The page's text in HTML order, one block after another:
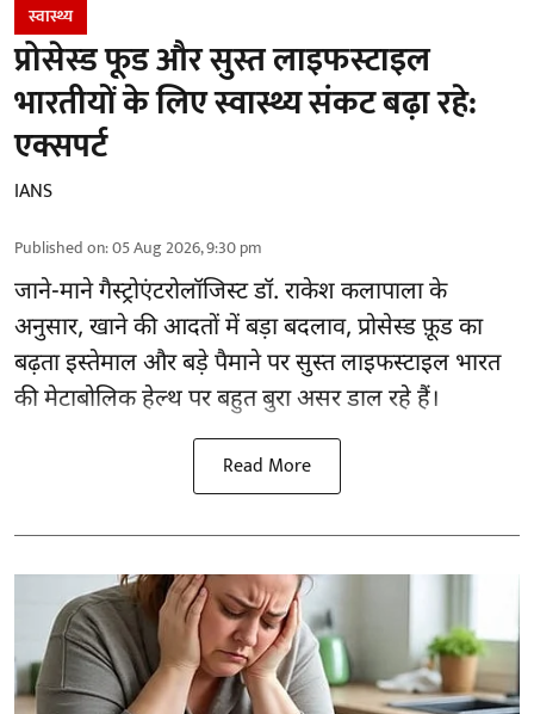
स्वास्थ्य
प्रोसेस्ड फूड और सुस्त लाइफस्टाइल
भारतीयों के लिए स्वास्थ्य संकट बढ़ा रहे:
एक्सपर्ट
IANS
Published on:05 Aug 2026, 9:30 pm
जाने-माने गैस्ट्रोएंटरोलॉजिस्ट डॉ. राकेश कलापाला के
अनुसार, खाने की आदतोंमें बड़ा बदलाव, प्रोसेस्ड फ़ूड का
बढ़ता इस्तेमाल और बड़े पैमाने पर सुस्त लाइफस्टाइल भारत
की मेटाबोलिक हेल्थ पर बहुत बुरा असर डाल रहे हैं।
Read More